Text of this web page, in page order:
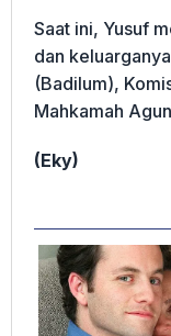
Saat ini, Yusuf
dan
(Badilum),
Mahkamah
(Eky)